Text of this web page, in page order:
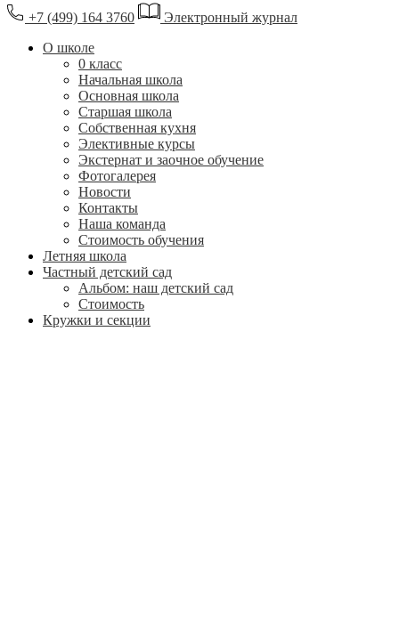
+7 (499) 164 3760
Электронный журнал
О школе
0 класс
Начальная школа
Основная школа
Старшая школа
Собственная кухня
Элективные курсы
Экстернат и заочное обучение
Фотогалерея
Новости
Контакты
Наша команда
Стоимость обучения
Летняя школа
Частный детский сад
Альбом: наш детский сад
Стоимость
Кружки и секции